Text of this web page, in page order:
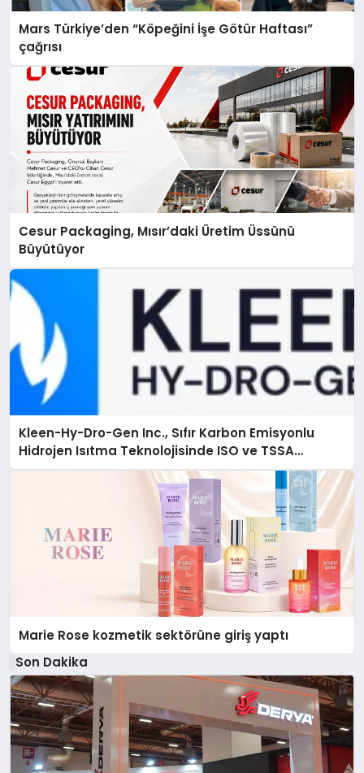
Mars Türkiye’den “Köpeğini İşe Götür Haftası”
çağrısı
Cesur Packaging, Mısır’daki Üretim Üssünü
Büyütüyor
Kleen-Hy-Dro-Gen Inc., Sıfır Karbon Emisyonlu
Hidrojen Isıtma Teknolojisinde ISO ve TSSA
Düzenleyici Onaylarını Aldı
Marie Rose kozmetik sektörüne giriş yaptı
Son Dakika